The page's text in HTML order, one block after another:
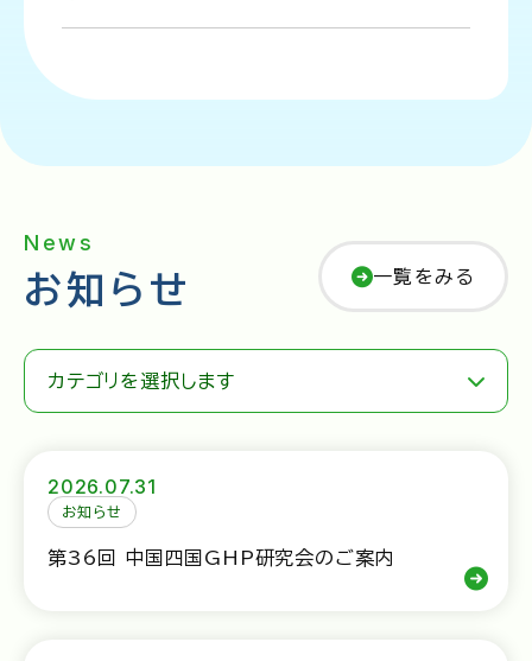
News
お知らせ
カテゴリを選択します
一覧をみる
2026.07.31
お知らせ
第36回 中国四国GHP研究会のご案内